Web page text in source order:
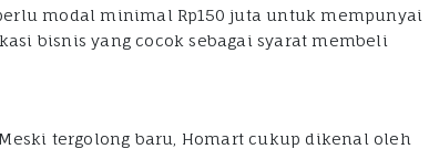
modal minimal Rp150 juta untuk mempunyai
bisnis yang cocok sebagai syarat membeli
tergolong baru, Homart cukup dikenal oleh